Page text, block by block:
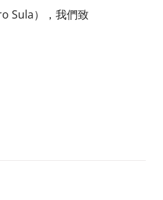
Sula），我們致